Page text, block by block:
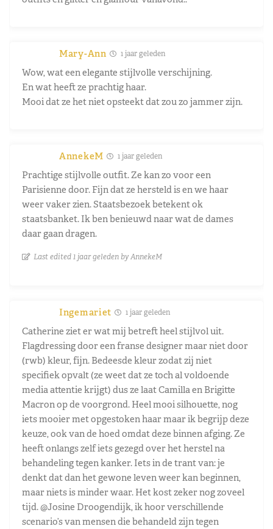
Mary-Ann 1 jaar geleden
Wow, wat een elegante stijlvolle verschijning.
En wat heeft ze prachtig haar.
Mooi dat ze het niet opsteekt dat zou zo jammer zijn.
AnnekeM 1 jaar geleden
Prachtige stijlvolle outfit. Ze kan zo voor een
Parisienne door. Fijn dat ze hersteld is en we haar
weer vaker zien. Staatsbezoek betekent ok
staatsbanket. Ik ben benieuwd naar wat de dames
daar gaan dragen.
Last edited 1 jaar geleden by AnnekeM
Ingemariet 1 jaar geleden
Catherine ziet er wat mij betreft heel stijlvol uit.
Flagdressing door een franse designer maar niet door
(rwb) kleur, fijn. Bedeesde kleur zodat zij niet
specifiek opvalt (ze weet dat ze toch al voldoende
media attentie krijgt) dus ze laat Camilla en Brigitte
Macron op de voorgrond. Heel mooi silhouette, nog
iets mooier met opgestoken haar maar ik begrijp deze
keuze, ook van de hoed omdat deze binnen afging. Ze
heeft onlangs zelf iets gezegd over het herstel na
behandeling tegen kanker. Iets in de trant van: je
denkt dat dan het gewone leven weer kan beginnen,
maar niets is minder waar. Het kost zeker nog zoveel
tijd.@Josine Droogendijk, ik hoor verschillende
scenario’s van mensen die behandeld zijn tegen